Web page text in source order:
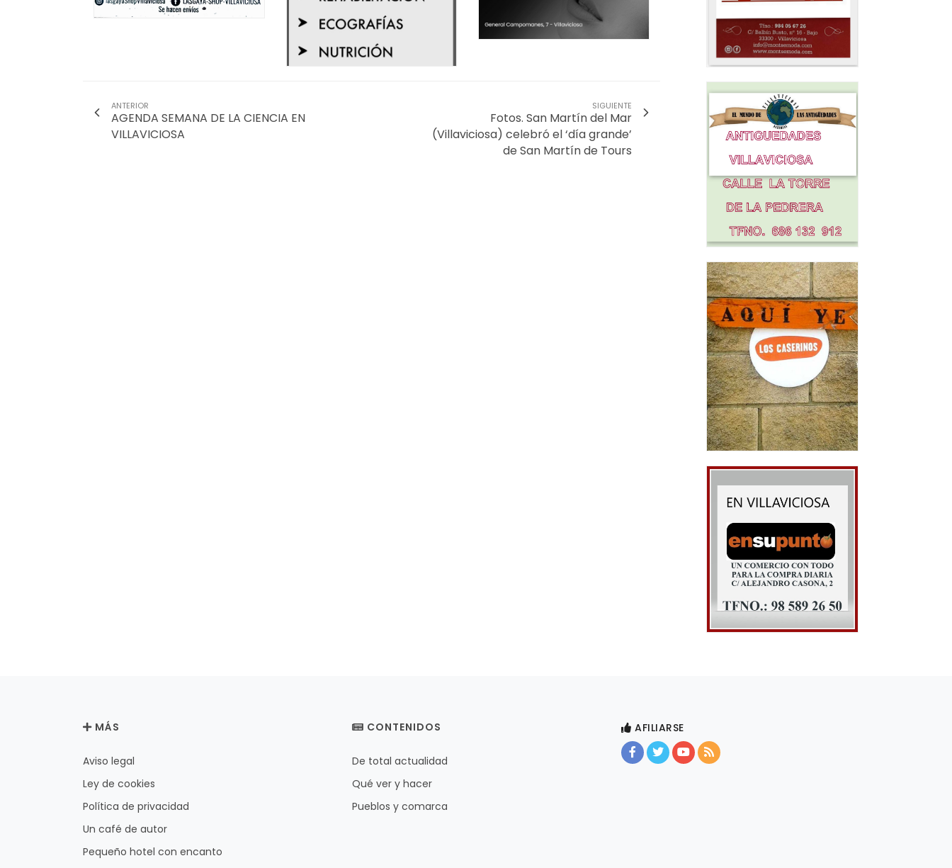
ANTERIOR
AGENDA SEMANA DE LA CIENCIA EN
VILLAVICIOSA
SIGUIENTE
Fotos. San Martín del Mar
(Villaviciosa) celebró el ‘día grande’
de San Martín de Tours
MÁS
Aviso legal
Ley de cookies
Política de privacidad
Un café de autor
Pequeño hotel con encanto
CONTENIDOS
De total actualidad
Qué ver y hacer
Pueblos y comarca
AFILIARSE